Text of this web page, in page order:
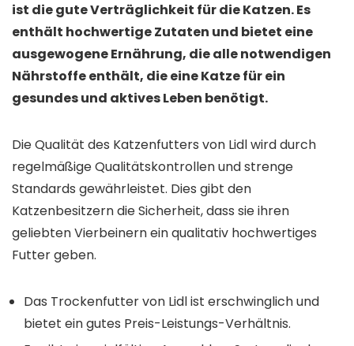
ist die gute Verträglichkeit für die Katzen. Es
enthält hochwertige Zutaten und bietet eine
ausgewogene Ernährung, die alle notwendigen
Nährstoffe enthält, die eine Katze für ein
gesundes und aktives Leben benötigt.
Die Qualität des Katzenfutters von Lidl wird durch
regelmäßige Qualitätskontrollen und strenge
Standards gewährleistet. Dies gibt den
Katzenbesitzern die Sicherheit, dass sie ihren
geliebten Vierbeinern ein qualitativ hochwertiges
Futter geben.
Das Trockenfutter von Lidl ist erschwinglich und
bietet ein gutes Preis-Leistungs-Verhältnis.